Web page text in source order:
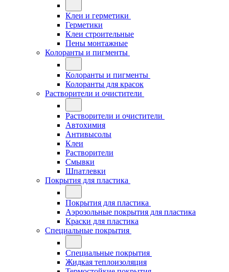
Клеи и герметики
Герметики
Клеи строительные
Пены монтажные
Колоранты и пигменты
Колоранты и пигменты
Колоранты для красок
Растворители и очистители
Растворители и очистители
Автохимия
Антивысолы
Клеи
Растворители
Смывки
Шпатлевки
Покрытия для пластика
Покрытия для пластика
Аэрозольные покрытия для пластика
Краски для пластика
Специальные покрытия
Специальные покрытия
Жидкая теплоизоляция